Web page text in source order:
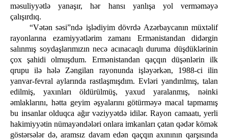
məsuliyyətlə yanaşır, hər hansı yanlışa yol verməməyə
çalışırdıq.
“Vətən səsi”ndə işlədiyim dövrdə Azərbaycanın müxtəlif
rayonlarına ezamiyyətlərim zamanı Ermənistandan didərgin
salınmış soydaşlarımızın necə acınacaqlı duruma düşdüklərinin
çox şahidi olmuşdum. Ermənistandan qaçqın düşənlərin ilk
qrupu ilə hələ Zəngilan rayonunda işləyərkən, 1988-ci ilin
yanvar-fevral aylarında rastlaşmışdım. Evləri yandırılmış, talan
edilmiş, yaxınları öldürülmüş, yaxud yaralanmış, nəinki
əmlaklarını, hətta geyim əşyalarını götürməyə macal tapmamış
bu insanlar olduqca ağır vəziyyətdə idilər. Rayon camaatı, yerli
hakimiyyətin nümayəndələri onlara imkanları çatan qədər kömək
göstərsələr də, aramsız davam edən qaçqın axınının qarşısında